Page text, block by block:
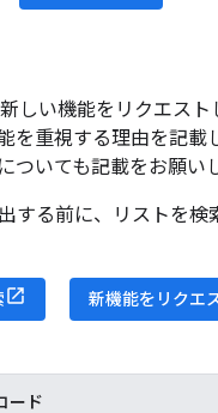
新しい機能をリクエス
を重視する理由を記
ついても記載をお願い
する前に、リストを
新機能をリクエ
ード